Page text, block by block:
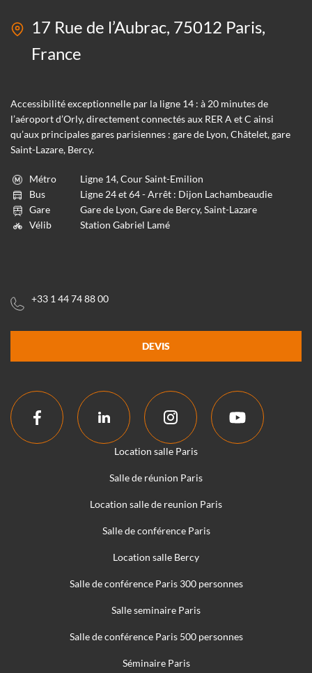
17 Rue de l’Aubrac, 75012 Paris,
France
Accessibilité exceptionnelle par la ligne 14 : à 20 minutes de
l’aéroport d’Orly, directement connectés aux RER A et C ainsi
qu’aux principales gares parisiennes : gare de Lyon, Châtelet, gare
Saint-Lazare, Bercy.
Métro
Ligne 14, Cour Saint-Emilion
Bus
Ligne 24 et 64 - Arrêt : Dijon Lachambeaudie
Gare
Gare de Lyon, Gare de Bercy, Saint-Lazare
Vélib
Station Gabriel Lamé
+33 1 44 74 88 00
DEVIS
Location salle Paris
Salle de réunion Paris
Location salle de reunion Paris
Salle de conférence Paris
Location salle Bercy
Salle de conférence Paris 300 personnes
Salle seminaire Paris
Salle de conférence Paris 500 personnes
Séminaire Paris